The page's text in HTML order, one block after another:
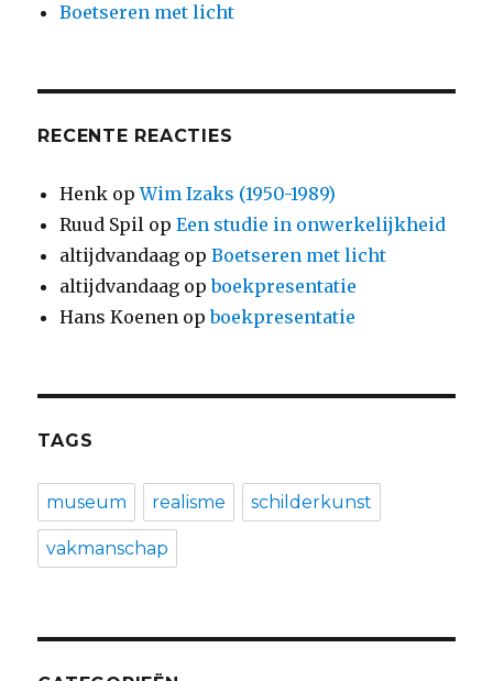
Boetseren met licht
RECENTE REACTIES
Henk opWim Izaks (1950-1989)
Ruud Spil opEen studie in onwerkelijkheid
altijdvandaag opBoetseren met licht
altijdvandaag opboekpresentatie
Hans Koenen opboekpresentatie
TAGS
museum realisme schilderkunst
vakmanschap